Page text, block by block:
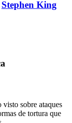
Stephen King
sobre ataques
de tortura que